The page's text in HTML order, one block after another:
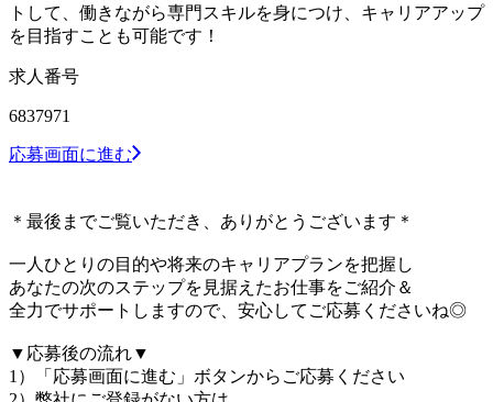
トして、働きながら専門スキルを身につけ、キャリアアップ
を目指すことも可能です！
求人番号
6837971
応募画面に進む
＊最後までご覧いただき、ありがとうございます＊
一人ひとりの目的や将来のキャリアプランを把握し
あなたの次のステップを見据えたお仕事をご紹介＆
全力でサポートしますので、安心してご応募くださいね◎
▼応募後の流れ▼
1）「応募画面に進む」ボタンからご応募ください